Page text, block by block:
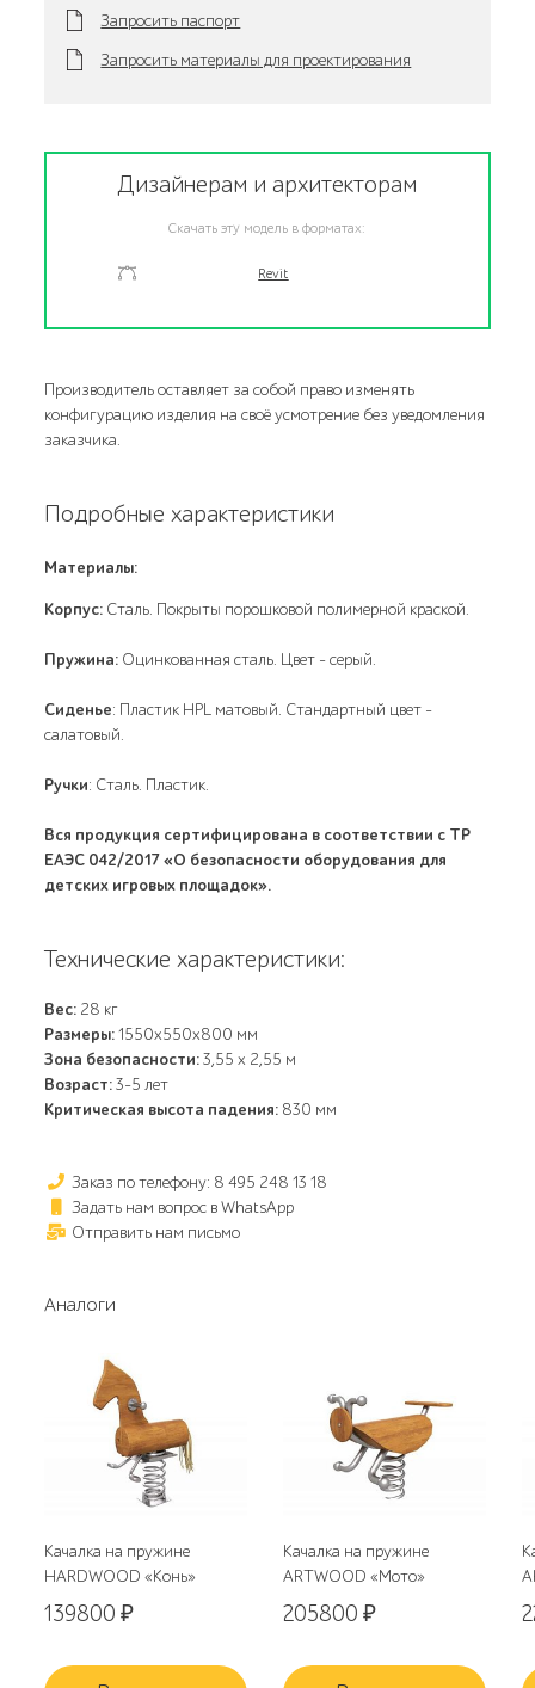
Запросить паспорт
Запросить материалы для проектирования
Дизайнерам и архитекторам
Скачать эту модель в форматах:
Revit
Производитель оставляет за собой право изменять
конфигурацию изделия на своё усмотрение без уведомления
заказчика.
Подробные характеристики
Материалы:
Корпус: Сталь. Покрыты порошковой полимерной краской.
Пружина: Оцинкованная сталь. Цвет - серый.
Сиденье: Пластик HPL матовый. Стандартный цвет –
салатовый.
Ручки: Сталь. Пластик.
Вся продукция сертифицирована в соответствии с ТР
ЕАЭС 042/2017 «О безопасности оборудования для
детских игровых площадок».
Технические характеристики:
Вес: 28 кг
Размеры:1550x550x800 мм
Зона безопасности:3,55 х 2,55 м
Возраст:3-5 лет
Критическая высота падения: 830 мм
Заказ по телефону: 8 495 248 13 18
Задать нам вопрос в WhatsApp
Отправить нам письмо
Аналоги
Качалка на пружине
HARDWOOD «Конь»
139800₽
Качалка на пружине
ARTWOOD «Мото»
205800₽